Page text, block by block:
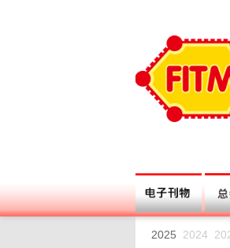
2025 2024